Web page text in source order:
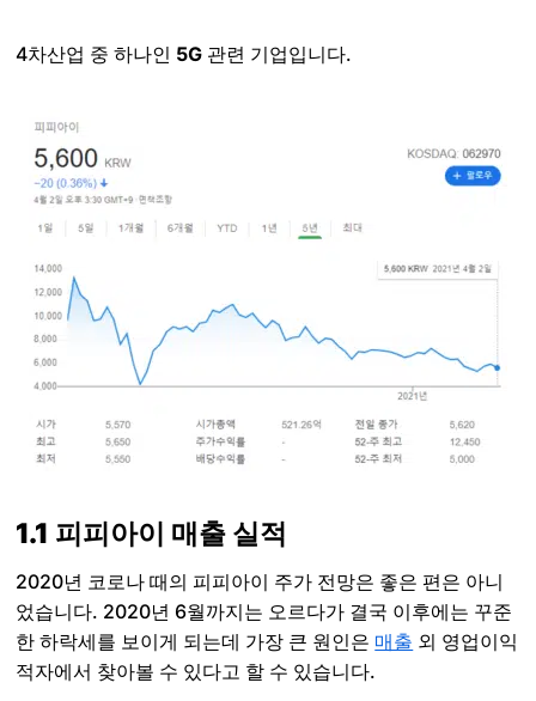
4차산업 중 하나인 5G 관련 기업입니다.
1.1 피피아이 매출 실적
2020년 코로나 때의 피피아이 주가 전망은 좋은 편은 아니
었습니다. 2020년 6월까지는 오르다가 결국 이후에는 꾸준
한 하락세를 보이게 되는데 가장 큰 원인은 매출 외 영업이익
적자에서 찾아볼 수 있다고 할 수 있습니다.